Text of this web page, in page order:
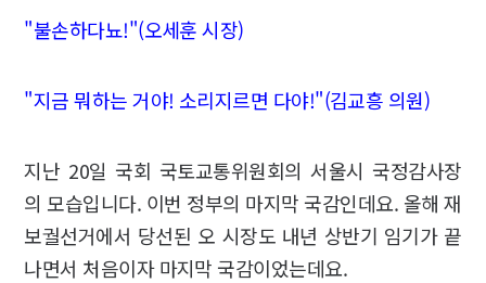
"불손하다뇨!"(오세훈 시장)
"지금 뭐하는 거야! 소리지르면 다야!"(김교흥 의원)
지난 20일 국회 국토교통위원회의 서울시 국정감사장
의 모습입니다. 이번 정부의 마지막 국감인데요. 올해 재
보궐선거에서 당선된 오 시장도 내년 상반기 임기가 끝
나면서 처음이자 마지막 국감이었는데요.